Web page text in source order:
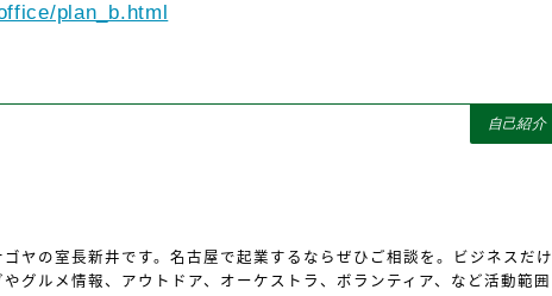
plan_b.html
自己紹介
ゴヤの室長新井です。名古屋で起業するならぜひご相談を。ビジネスだけ
グルメ情報、アウトドア、オーケストラ、ボランティア、など活動範囲